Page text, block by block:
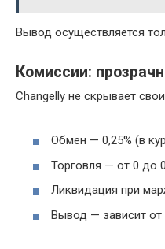
Вывод осуществляется
Комиссии:
Changelly не скрывает
Обмен — 0,25% (в
Торговля — от 0 до
Ликвидация при
Вывод — зависит от